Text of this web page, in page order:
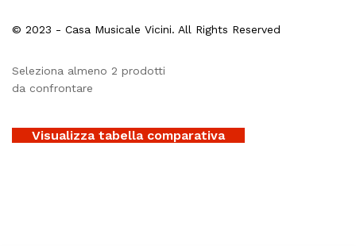
© 2023 - Casa Musicale Vicini. All Rights Reserved
Seleziona almeno 2 prodotti
da confrontare
Visualizza tabella comparativa